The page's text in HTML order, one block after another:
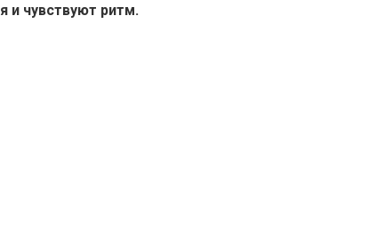
и чувствуют ритм.